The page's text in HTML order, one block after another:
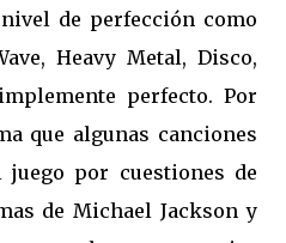
de perfección como
Heavy Metal, Disco,
perfecto. Por
que algunas canciones
por cuestiones de
de Michael Jackson y